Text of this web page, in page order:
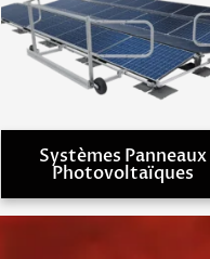
Systèmes Panneaux
Photovoltaïques